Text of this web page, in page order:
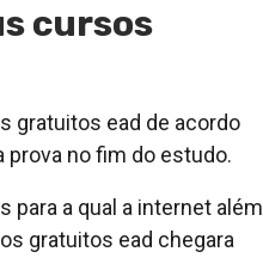
cursos
gratuitos ead de acordo
prova no fim do estudo.
a qual a internet além
gratuitos ead chegara